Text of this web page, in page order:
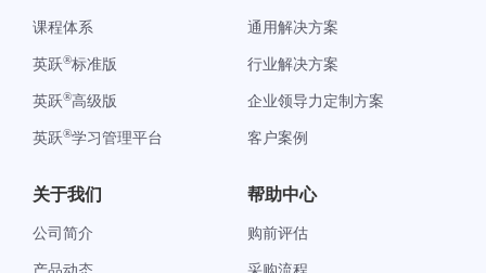
课程体系
英跃®标准版
英跃®高级版
英跃®学习管理平台
通用解决方案
行业解决方案
企业领导力定制方案
客户案例
关于我们
公司简介
帮助中心
购前评估